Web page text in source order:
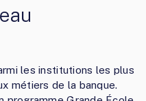
les institutions les plus
métiers de la banque.